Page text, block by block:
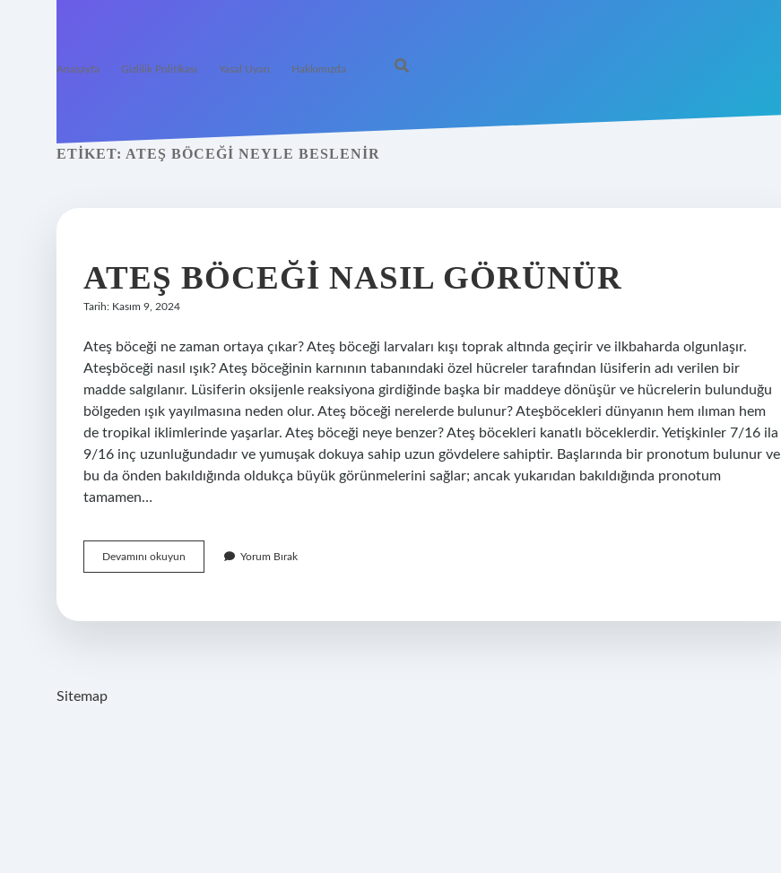
Anasayfa Gizlilik Politikası Yasal Uyarı Hakkımızda
ETIKET: ATEŞ BÖCEĞI NEYLE BESLENIR
ATEŞ BÖCEĞI NASIL GÖRÜNÜR
Tarih: Kasım 9, 2024
Ateş böceği ne zaman ortaya çıkar? Ateş böceği larvaları kışı toprak altında geçirir ve ilkbaharda olgunlaşır.
Ateşböceği nasıl ışık? Ateş böceğinin karnının tabanındaki özel hücreler tarafından lüsiferin adı verilen bir
madde salgılanır. Lüsiferin oksijenle reaksiyona girdiğinde başka bir maddeye dönüşür ve hücrelerin bulunduğu
bölgeden ışık yayılmasına neden olur. Ateş böceği nerelerde bulunur? Ateşböcekleri dünyanın hem ılıman hem
de tropikal iklimlerinde yaşarlar. Ateş böceği neye benzer? Ateş böcekleri kanatlı böceklerdir. Yetişkinler 7/16 ila
9/16 inç uzunluğundadır ve yumuşak dokuya sahip uzun gövdelere sahiptir. Başlarında bir pronotum bulunur ve
bu da önden bakıldığında oldukça büyük görünmelerini sağlar; ancak yukarıdan bakıldığında pronotum
tamamen…
Devamını okuyun
Böceği
Yorum Bırak
Sitemap